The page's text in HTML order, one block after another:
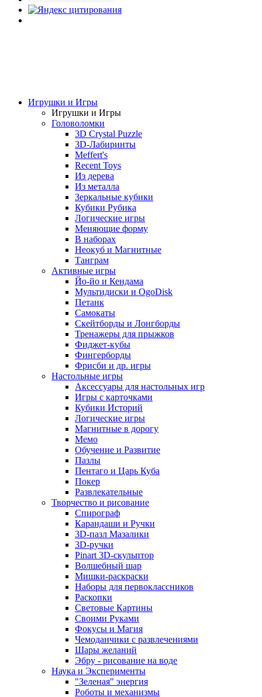
Игрушки и Игры
Игрушки и Игры
Головоломки
3D Crystal Puzzle
3D-Лабиринты
Meffert's
Recent Toys
Из дерева
Из металла
Зеркальные кубики
Кубики Рубика
Логические игры
Меняющие форму
В наборах
Неокуб и Магнитные
Танграм
Активные игры
Йо-йо и Кендама
Мультидиски и OgoDisk
Петанк
Самокаты
Скейтборды и Лонгборды
Тренажеры для прыжков
Фиджет-кубы
Фингерборды
Фрисби и др. игры
Настольные игры
Аксессуары для настольных игр
Игры с карточками
Кубики Историй
Логические игры
Магнитные в дорогу
Мемо
Обучение и Развитие
Пазлы
Пентаго и Царь Куба
Покер
Развлекательные
Творчество и рисование
Спирограф
Карандаши и Ручки
3D-пазл Мазалики
3D-ручки
Pinart 3D-скульптор
Волшебный шар
Мишки-раскраски
Наборы для первоклассников
Раскопки
Световые Картины
Своими Руками
Фокусы и Магия
Чемоданчики с развлечениями
Шары желаний
Эбру - рисование на воде
Наука и Эксперименты
"Зеленая" энергия
Роботы и механизмы